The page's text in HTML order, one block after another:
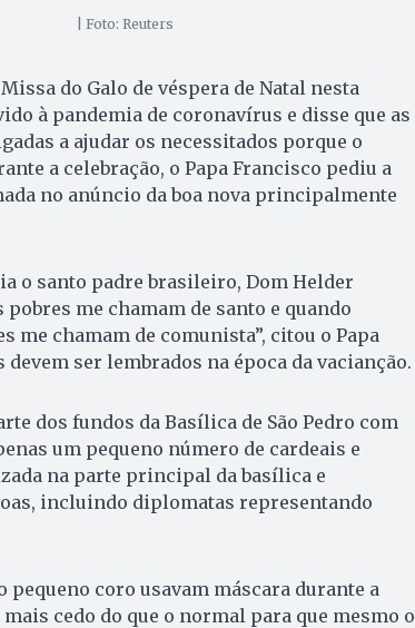
| Foto: Reuters
do Galo de véspera de Natal nesta
à pandemia de coronavírus e disse que as
a ajudar os necessitados porque o
a celebração, o Papa Francisco pediu a
no anúncio da boa nova principalmente
o santo padre brasileiro, Dom Helder
me chamam de santo e quando
me chamam de comunista”, citou o Papa
ser lembrados na época da vacianção.
dos fundos da Basílica de São Pedro com
um pequeno número de cardeais e
na parte principal da basílica e
incluindo diplomatas representando
pequeno coro usavam máscara durante a
cedo do que o normal para que mesmo o